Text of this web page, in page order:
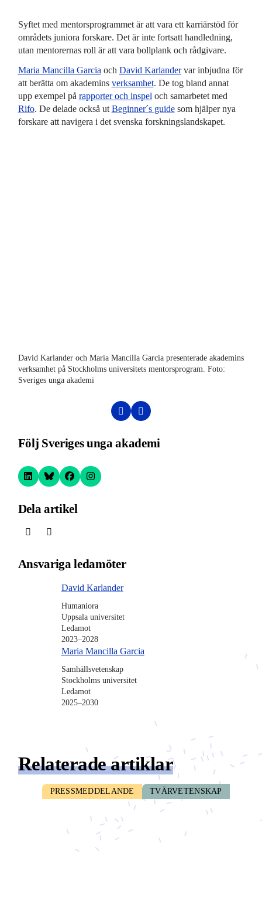
Syftet med mentorsprogrammet är att vara ett karriärstöd för
områdets juniora forskare. Det är inte fortsatt handledning,
utan mentorernas roll är att vara bollplank och rådgivare.
Maria Mancilla Garcia och David Karlandervar inbjudna för
att berätta om akademins verksamhet. De tog bland annat
upp exempel på rapporter och inspel och samarbetet med
Rifo. De delade också ut Beginner´s guidesom hjälper nya
forskare att navigera i det svenska forskningslandskapet.
David Karlander och Maria Mancilla Garcia presenterade akademins
verksamhet på Stockholms universitets mentorsprogram. Foto:
Sveriges unga akademi
Följ Sveriges unga akademi
Dela artikel
Ansvariga ledamöter
David Karlander
Humaniora
Uppsala universitet
Ledamot
2023–2028
Maria Mancilla Garcia
Samhällsvetenskap
Stockholms universitet
Ledamot
2025–2030
Relaterade artiklar
PRESSMEDDELANDE TVÄRVETENSKAP